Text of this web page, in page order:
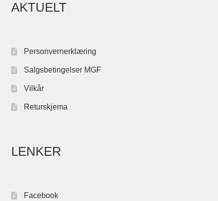
AKTUELT
Personvernerklæring
Salgsbetingelser MGF
Vilkår
Returskjema
LENKER
Facebook